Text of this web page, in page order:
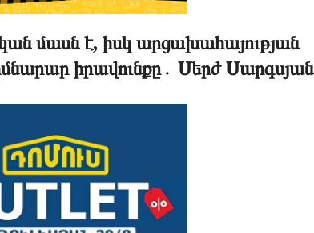
մասն է, իսկ արցախահայության
իրավունքը․ Սերժ Սարգսյան